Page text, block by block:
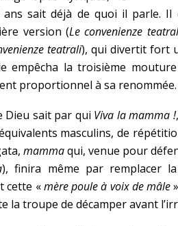
sait déjà de quoi il parle. Il
version (Le convenienze
teatrali), qui divertit fort
empêcha la troisième
proportionnel à sa renommée.
Dieu sait par qui Viva la mamma !
masculins, de
mammaqui, venue pour
), finira même par remplacer la
cette «mère poule à voix de mâle
la troupe de décamper avant